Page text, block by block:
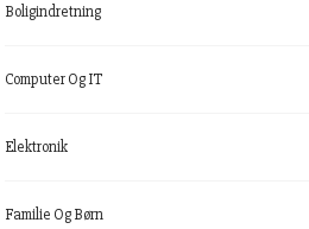
Boligindretning
Computer Og IT
Elektronik
Familie Og Børn